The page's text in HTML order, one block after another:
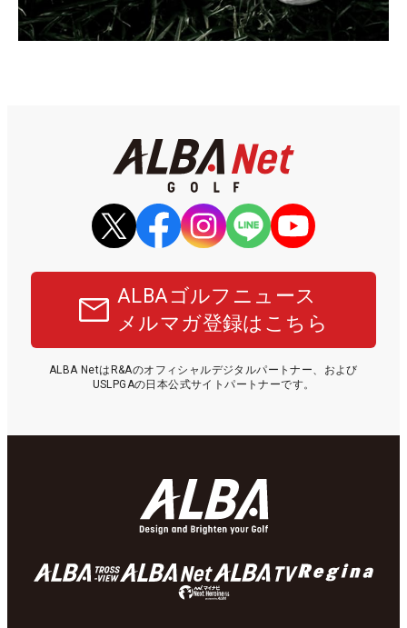
ALBAゴルフニュース
メルマガ登録はこちら
ALBA NetはR&Aのオフィシャルデジタルパートナー、および
USLPGAの日本公式サイトパートナーです。